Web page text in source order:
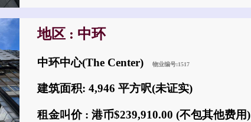
地区 : 中环
中环中心(The Center) 物业编号:1517
建筑面积: 4,946 平方呎(未证实)
租金叫价 : 港币$239,910.00 (不包其他费用)